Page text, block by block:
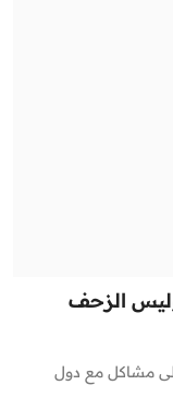
الزحف
مشاكل مع دول